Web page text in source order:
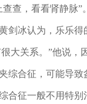
，看看肾静脉”
冰认为，乐乐得
大关系。”他说
合征，可能导致
征一般不用特别